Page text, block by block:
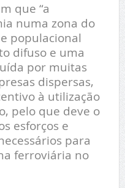
que “a
numa zona do
populacional
difuso e uma
por muitas
dispersas,
à utilização
pelo que deve o
esforços e
para
ferroviária no